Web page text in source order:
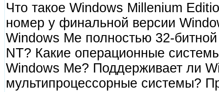
Что такое Windows Millenium
номер у финальной версии
Windows Me полностью 32-
NT? Какие операционные
Windows Me? Поддерживает ли
мультипроцессорные системы?